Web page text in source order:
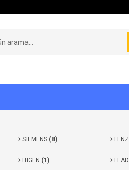
SIEMENS (8)
HIGEN (1)